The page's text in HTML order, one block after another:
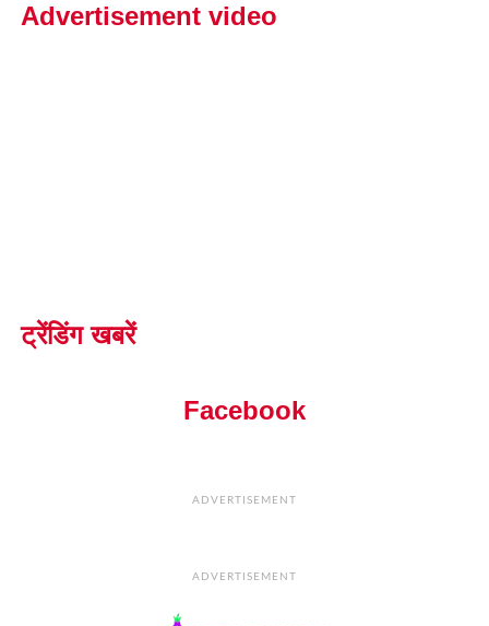
Advertisement video
ट्रेंडिंग खबरें
Facebook
ADVERTISEMENT
ADVERTISEMENT